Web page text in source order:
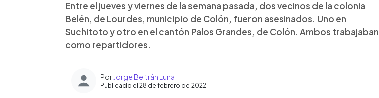
Entre el jueves y viernes de la semana pasada, dos vecinos de la colonia
Belén, de Lourdes, municipio de Colón, fueron asesinados. Uno en
Suchitoto y otro en el cantón Palos Grandes, de Colón. Ambos trabajaban
como repartidores.
Por Jorge Beltrán Luna
Publicado el 28 de febrero de 2022